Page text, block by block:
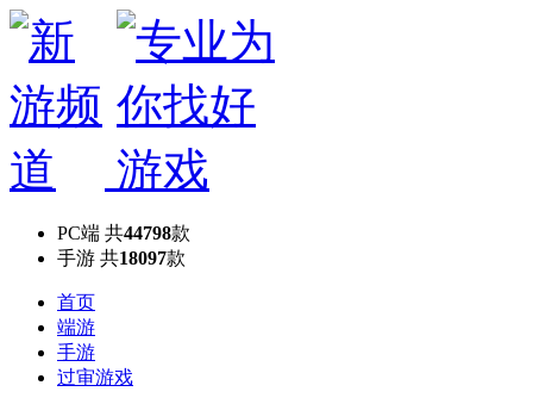
PC端 共44798款
手游 共18097款
首页
端游
手游
过审游戏